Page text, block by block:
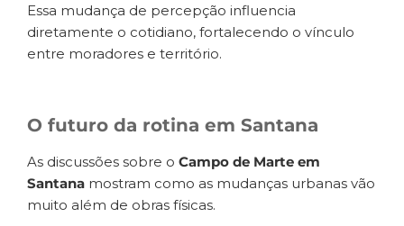
Essa mudança de percepção influencia
diretamente o cotidiano, fortalecendo o vínculo
entre moradores e território.
O futuro da rotina em Santana
As discussões sobre o Campo de Marte em
Santana mostram como as mudanças urbanas vão
muito além de obras físicas.